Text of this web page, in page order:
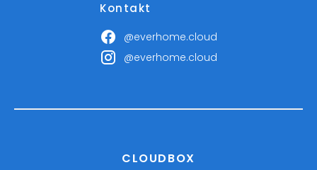
Kontakt
@everhome.cloud
@everhome.cloud
CLOUDBOX